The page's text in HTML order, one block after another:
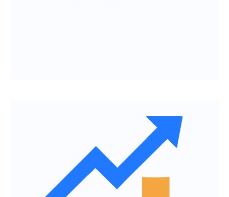
пользовательского приемочного
Проверка соответствия продукта
бизнес-требованиям и
пользовательским сценариям
Выявление несоответствий и
«слепых зон» до выхода в продакшн
Снижение затрат на переделки и
доработки после релиза